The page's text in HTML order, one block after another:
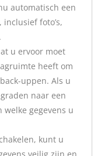
automatisch een
foto’s,
u ervoor moet
heeft om
uppen. Als u
naar een
gegevens u
kunt u